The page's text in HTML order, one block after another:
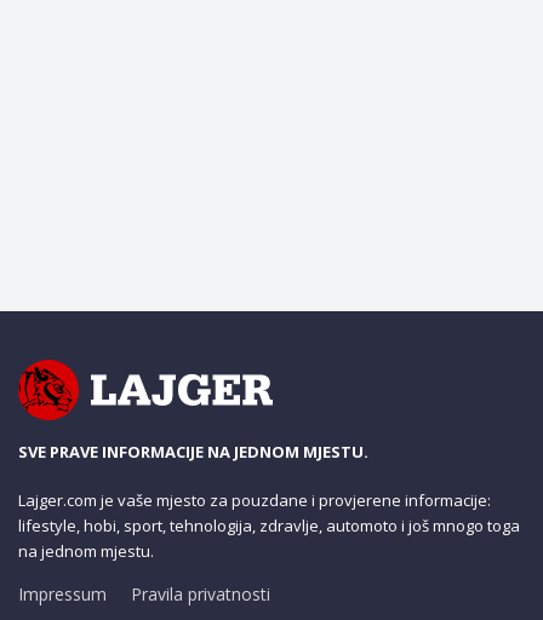
SVE PRAVE INFORMACIJE NA JEDNOM MJESTU.
Lajger.com je vaše mjesto za pouzdane i provjerene informacije:
lifestyle, hobi, sport, tehnologija, zdravlje, automoto i još mnogo toga
na jednom mjestu.
Impressum Pravila privatnosti